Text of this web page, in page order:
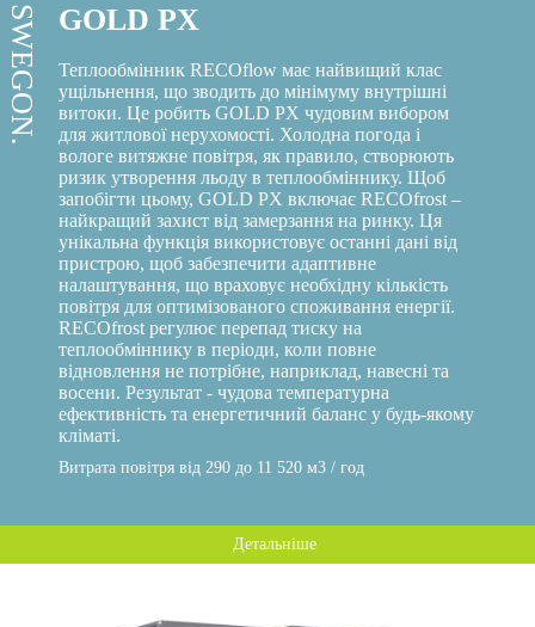
SWEGON. GOLD PX
Теплообмінник RECOflow має найвищий клас
ущільнення, що зводить до мінімуму внутрішні
витоки. Це робить GOLD PX чудовим вибором
для житлової нерухомості. Холодна погода і
вологе витяжне повітря, як правило, створюють
ризик утворення льоду в теплообміннику. Щоб
запобігти цьому, GOLD PX включає RECOfrost –
найкращий захист від замерзання на ринку. Ця
унікальна функція використовує останні дані від
пристрою, щоб забезпечити адаптивне
налаштування, що враховує необхідну кількість
повітря для оптимізованого споживання енергії.
RECOfrost регулює перепад тиску на
теплообміннику в періоди, коли повне
відновлення не потрібне, наприклад, навесні та
восени. Результат - чудова температурна
ефективність та енергетичний баланс у будь-якому
кліматі.
Витрата повітря від 290 до 11 520 м3 / год
Детальніше